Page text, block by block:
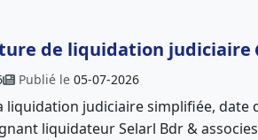
de liquidation judiciaire
Publié le 05-07-2026
liquidation judiciaire simplifiée, date
liquidateur Selarl Bdr &